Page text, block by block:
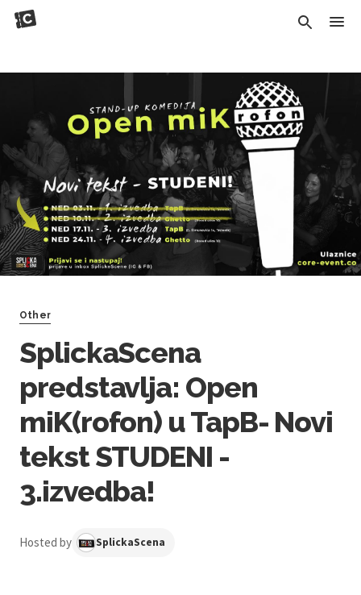
Other
SplickaScena
predstavlja: Open
miK(rofon) u TapB- Novi
tekst STUDENI -
3.izvedba!
Hosted by SplickaScena